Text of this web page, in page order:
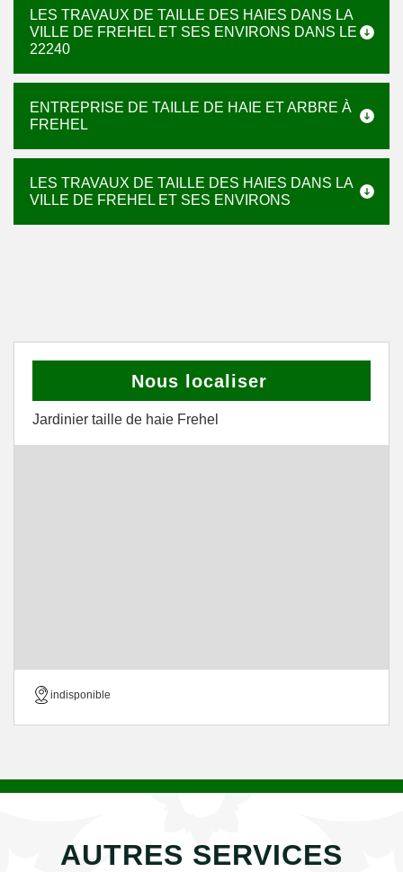
LES TRAVAUX DE TAILLE DES HAIES DANS LA
VILLE DE FREHEL ET SES ENVIRONS DANS LE
22240
ENTREPRISE DE TAILLE DE HAIE ET ARBRE À
FREHEL
LES TRAVAUX DE TAILLE DES HAIES DANS LA
VILLE DE FREHEL ET SES ENVIRONS
Nous localiser
Jardinier taille de haie Frehel
indisponible
AUTRES SERVICES